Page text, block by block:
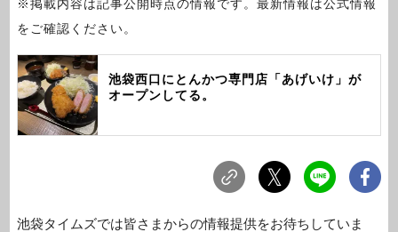
※掲載内容は記事公開時点の情報です。最新情報は公式情報
をご確認ください。
池袋西口にとんかつ専門店「あげいけ」が
オープンしてる。
池袋タイムズでは皆さまからの情報提供をお待ちしていま